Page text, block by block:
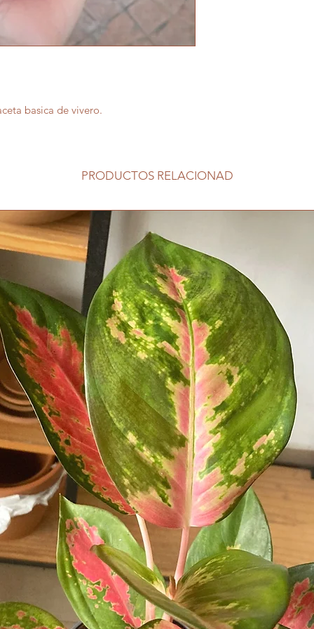
basica de vivero.
PRODUCTOS RELACIONAD